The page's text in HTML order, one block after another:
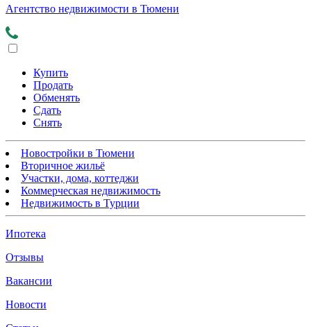
Агентство недвижимости в Тюмени
Купить
Продать
Обменять
Сдать
Снять
Новостройки в Тюмени
Вторичное жильё
Участки, дома, коттеджи
Коммерческая недвижимость
Недвижимость в Турции
Ипотека
Отзывы
Вакансии
Новости